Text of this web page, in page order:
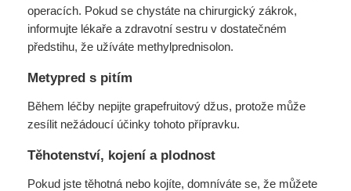
operacích. Pokud se chystáte na chirurgický zákrok,
informujte lékaře a zdravotní sestru v dostatečném
předstihu, že užíváte methylprednisolon.
Metypred s pitím
Během léčby nepijte grapefruitový džus, protože může
zesílit nežádoucí účinky tohoto přípravku.
Těhotenství, kojení a plodnost
Pokud jste těhotná nebo kojíte, domníváte se, že můžete